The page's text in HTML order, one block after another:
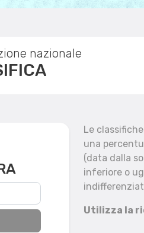
nazionale
Reset filtri
Le
una
(data dalla
inferiore o
Utilizza la